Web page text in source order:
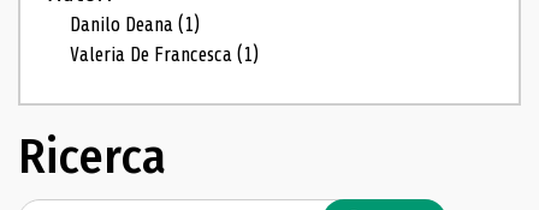
Danilo Deana(1)
Valeria De Francesca(1)
Ricerca